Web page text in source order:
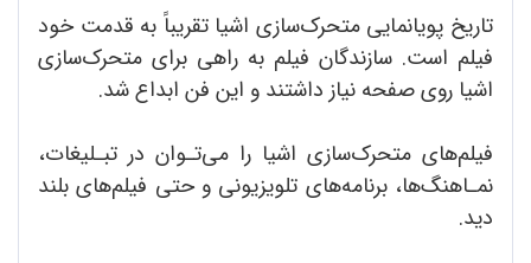
تاریخ پویانمایی متحرک‌سازی اشیا تقریباً به قدمت خود
فیلم است. سازندگان فیلم به راهی برای متحرک‌سازی
اشیا روی صفحه نیاز داشتند و این فن ابداع شد.
فیلم‌های متحرک‌سازی اشیا را می‌تـوان در تبـلیغات،
نمـاهنگ‌ها، برنامه‌های تلویزیونی و حتی فیلم‌های بلند
دید.